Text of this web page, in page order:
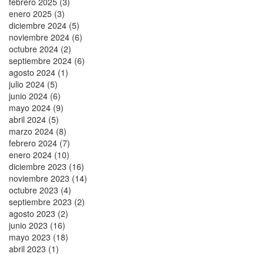
enero 2025 (3)
diciembre 2024 (5)
noviembre 2024 (6)
octubre 2024 (2)
septiembre 2024 (6)
agosto 2024 (1)
julio 2024 (5)
junio 2024 (6)
mayo 2024 (9)
abril 2024 (5)
marzo 2024 (8)
febrero 2024 (7)
enero 2024 (10)
diciembre 2023 (16)
noviembre 2023 (14)
octubre 2023 (4)
septiembre 2023 (2)
agosto 2023 (2)
junio 2023 (16)
mayo 2023 (18)
abril 2023 (1)